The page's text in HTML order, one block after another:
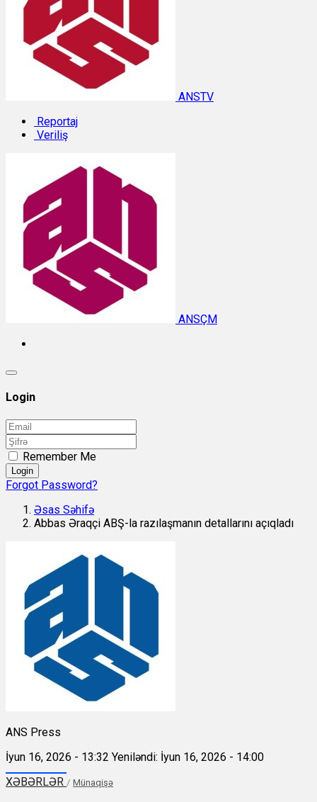
ANSTV
Reportaj
Veriliş
ANSÇM
Login
Remember Me
Login
Forgot Password?
Əsas Səhifə
Abbas Əraqçi ABŞ-la razılaşmanın detallarını açıqladı
ANS Press
İyun 16, 2026 - 13:32 Yeniləndi: İyun 16, 2026 - 14:00
XƏBƏRLƏR / Münaqişə